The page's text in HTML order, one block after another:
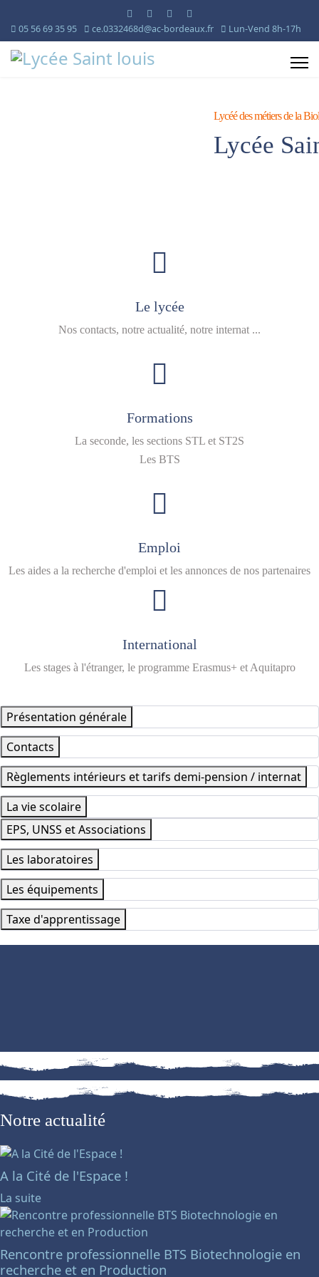
05 56 69 35 95 ce.0332468d@ac-bordeaux.fr Lun-Vend 8h-17h
Lycéé des métiers de la
Lycée
Le lycée
Nos contacts, notre actualité, notre internat ...
Formations
La seconde, les sections STL et ST2S
Les BTS
Emploi
Les aides a la recherche d'emploi et les annonces de nos partenaires
International
Les stages à l'étranger, le programme Erasmus+ et Aquitapro
Présentation générale
Contacts
Règlements intérieurs et tarifs demi-pension / internat
La vie scolaire
EPS, UNSS et Associations
Les laboratoires
Les équipements
Taxe d'apprentissage
Notre actualité
A la Cité de l'Espace !
La suite
Rencontre professionnelle BTS Biotechnologie en
recherche et en Production